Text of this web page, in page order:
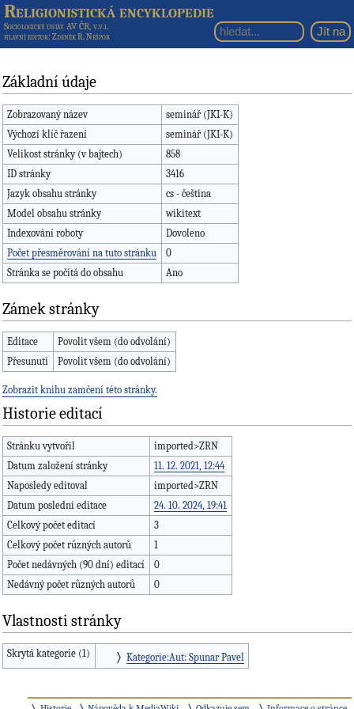
Religionistická encyklopedie
Sociologický ústav AV ČR, v.v.i.
hlavní editor: Zdeněk R. Nešpor
Základní údaje
Zobrazovaný název
seminář (JKI-K)
Výchozí klíč řazení
seminář (JKI-K)
Velikost stránky (v bajtech)
858
ID stránky
3416
Jazyk obsahu stránky
cs - čeština
Model obsahu stránky
wikitext
Indexování roboty
Dovoleno
Počet přesměrování na tuto stránku
0
Stránka se počítá do obsahu
Ano
Zámek stránky
Editace
Povolit všem (do odvolání)
Přesunutí
Povolit všem (do odvolání)
Zobrazit knihu zamčení této stránky.
Historie editací
Stránku vytvořil
imported>ZRN
Datum založení stránky
11. 12. 2021, 12:44
Naposledy editoval
imported>ZRN
Datum poslední editace
24. 10. 2024, 19:41
Celkový počet editací
3
Celkový počet různých autorů
1
Počet nedávných (90 dní) editací
0
Nedávný počet různých autorů
0
Vlastnosti stránky
Skrytá kategorie (1) Kategorie:Aut: Spunar Pavel